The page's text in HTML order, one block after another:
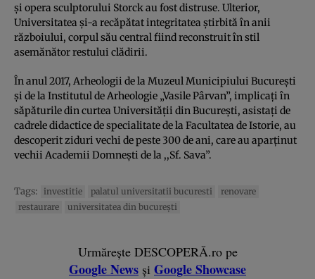
şi opera sculptorului Storck au fost distruse. Ulterior,
Universitatea şi-a recăpătat integritatea ştirbită în anii
războiului, corpul său central fiind reconstruit în stil
asemănător restului clădirii.
În anul 2017, Arheologii de la Muzeul Municipiului București
și de la Institutul de Arheologie „Vasile Pârvan”, implicați în
săpăturile din curtea Universității din București, asistați de
cadrele didactice de specialitate de la Facultatea de Istorie, au
descoperit ziduri vechi de peste 300 de ani, care au aparținut
vechii Academii Domnești de la ,,Sf. Sava”.
Tags: investitie palatul universitatii bucuresti
renovare
restaurare
universitatea din bucureşti
Urmărește DESCOPERĂ.ro pe
Google News și Google Showcase